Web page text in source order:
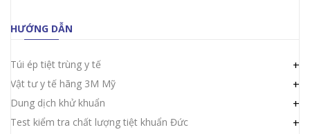
HƯỚNG DẪN
Túi ép tiệt trùng y tế +
Vật tư y tế hãng 3M Mỹ +
Dung dịch khử khuẩn +
Test kiểm tra chất lượng tiệt khuẩn Đức +